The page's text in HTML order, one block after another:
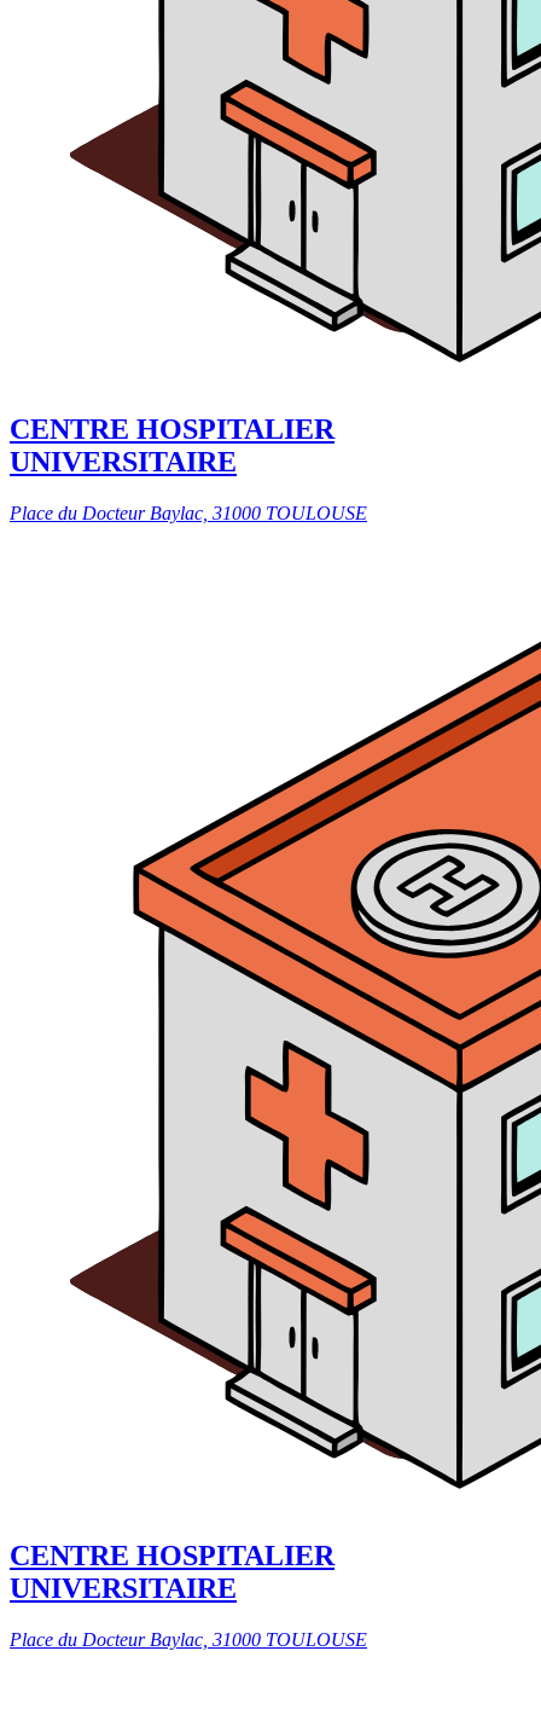
CENTRE HOSPITALIER
UNIVERSITAIRE
Place du Docteur Baylac, 31000 TOULOUSE
CENTRE HOSPITALIER
UNIVERSITAIRE
Place du Docteur Baylac, 31000 TOULOUSE